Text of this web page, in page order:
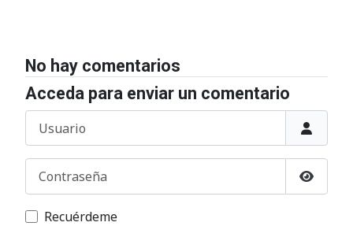
No hay comentarios
Acceda para enviar un comentario
Contraseña
Recuérdeme